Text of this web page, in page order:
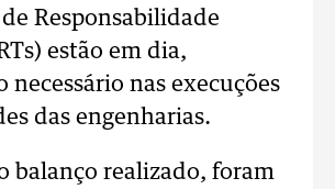
Responsabilidade
estão em dia,
necessário nas execuções
das engenharias.
balanço realizado, foram